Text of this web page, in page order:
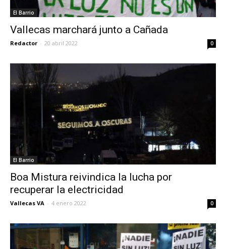
El Barrio
Vallecas marchará junto a Cañada
Redactor - 20 abril 2022 0
El Barrio
Boa Mistura reivindica la lucha por
recuperar la electricidad
Vallecas VA - 4 enero 2022 0